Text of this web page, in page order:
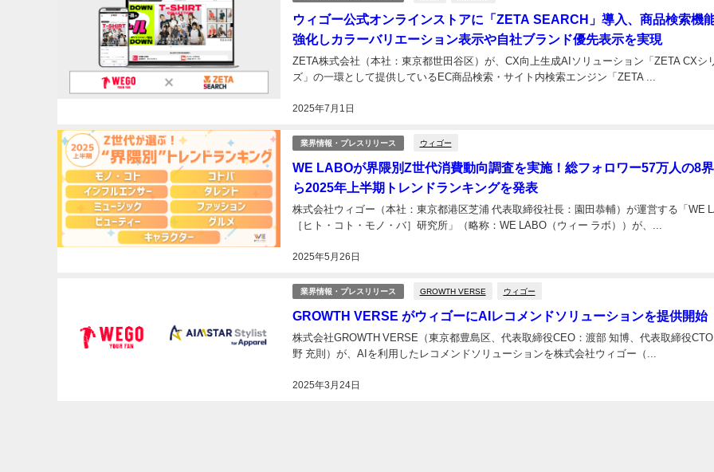
ウィゴー公式オンラインストアに「ZETA SEARCH」導入、商品検索機
強化しカラーバリエーション表示や自社ブランド優先表示を実現
2025年7月1日
ZETA株式会社（本社：東京都世田谷区）が、CX向上生成AIソリューション「ZETA CXシ
ズ」の一環として提供しているEC商品検索・サイト内検索エンジン「ZETA ...
業界情報・プレスリリース ウィゴー
WE LABOが界隈別Z世代消費動向調査を実施！総フォロワー57万人の8
ら2025年上半期トレンドランキングを発表
2025年5月26日
株式会社ウィゴー（本社：東京都港区芝浦 代表取締役社長：園田恭輔）が運営する「WE
［ヒト・コト・モノ・バ］研究所」（略称：WE LABO（ウィー ラボ））が、...
業界情報・プレスリリース GROWTH VERSE ウィゴー
GROWTH VERSE がウィゴーにAIレコメンドソリューションを提供開始
2025年3月24日
株式会社GROWTH VERSE（東京都豊島区、代表取締役CEO：渡部 知博、代表取締役
野 充則）が、AIを利用したレコメンドソリューションを株式会社ウィゴー（...